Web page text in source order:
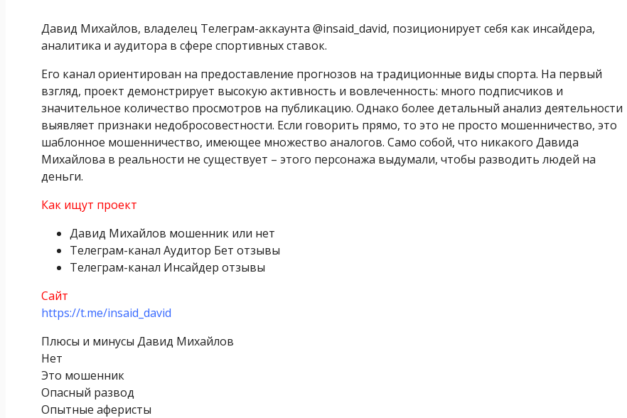
Давид Михайлов, владелец Телеграм-аккаунта @insaid_david, позиционирует себя как инсайдера,
аналитика и аудитора в сфере спортивных ставок.
Его канал ориентирован на предоставление прогнозов на традиционные виды спорта. На первый
взгляд, проект демонстрирует высокую активность и вовлеченность: много подписчиков и
значительное количество просмотров на публикацию. Однако более детальный анализ деятельности
выявляет признаки недобросовестности. Если говорить прямо, то это не просто мошенничество, это
шаблонное мошенничество, имеющее множество аналогов. Само собой, что никакого Давида
Михайлова в реальности не существует – этого персонажа выдумали, чтобы разводить людей на
деньги.
Как ищут проект
Давид Михайлов мошенник или нет
Телеграм-канал Аудитор Бет отзывы
Телеграм-канал Инсайдер отзывы
Сайт
https://t.me/insaid_david
Плюсы и минусы Давид Михайлов
Нет
Это мошенник
Опасный развод
Опытные аферисты